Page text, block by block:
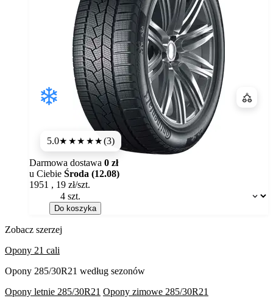
5.0★★★★★(3)
Dostępność:
Darmowa dostawa 0 zł
u Ciebie Środa (12.08)
1951 , 19 zł/szt.
Do koszyka
Zobacz szerzej
Opony 21 cali
Opony 285/30R21 według sezonów
Opony letnie 285/30R21 Opony zimowe 285/30R21